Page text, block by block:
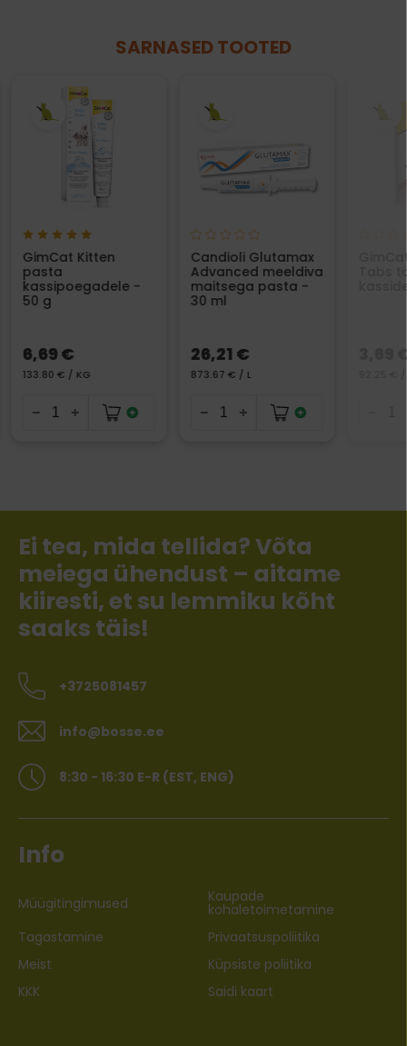
SARNASED TOOTED
GimCat Kitten
pasta
kassipoegadele -
50 g
6,69 €
133.80 € / KG
Candioli Glutamax
Advanced meeldiva
maitsega pasta -
30 ml
26,21 €
873.67 € / L
Tabs
3,69
Ei tea, mida tellida? Võta
meiega ühendust – aitame
kiiresti, et su lemmiku kõht
saaks täis!
+3725081457
info@bosse.ee
8:30 - 16:30 E-R (EST, ENG)
Info
Müügitingimused Kaupade
kohaletoimetamine
Tagastamine
Privaatsuspoliitika
Meist
Küpsiste poliitika
KKK
Saidi kaart